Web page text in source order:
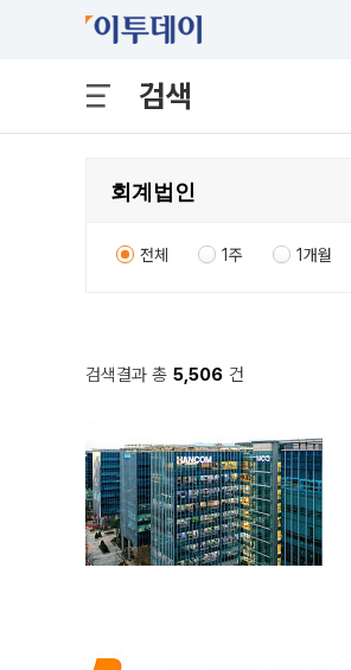
검색
전체 1주 1개월
검색결과 총 5,506 건